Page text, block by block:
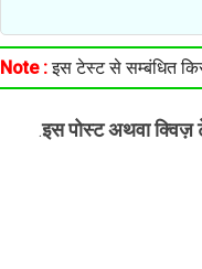
Note :इस टेस्ट से सम्बंधित
.इस पोस्ट अथवा